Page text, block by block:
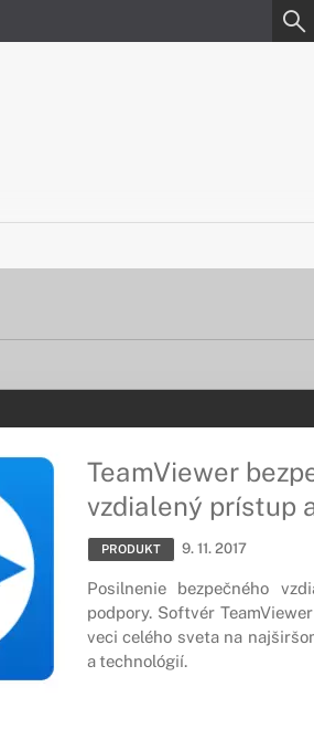
TeamViewer
vzdialený prístup
PRODUKT 9. 11. 2017
Posilnenie bezpečného
podpory. Softvér
veci celého sveta na
a technológií.